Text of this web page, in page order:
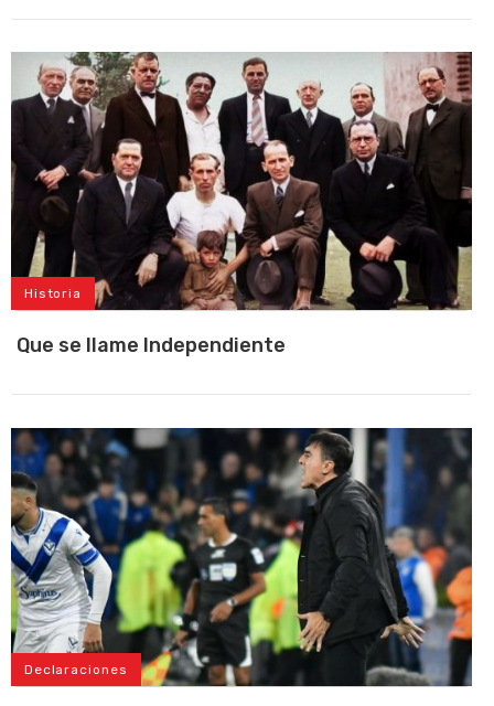
Historia
Que se llame Independiente
Declaraciones